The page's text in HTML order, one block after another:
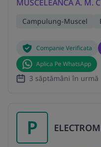
MUSCELEANCA A. M.
Campulung-Muscel
Companie Verificata
Aplica Pe WhatsApp
3 săptămâni în urmă
P